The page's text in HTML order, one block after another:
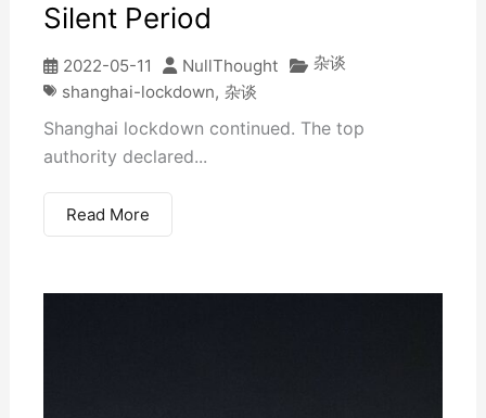
Silent Period
2022-05-11 NullThought
杂谈
shanghai-lockdown, 杂谈
Shanghai lockdown continued. The top
authority declared...
Read More